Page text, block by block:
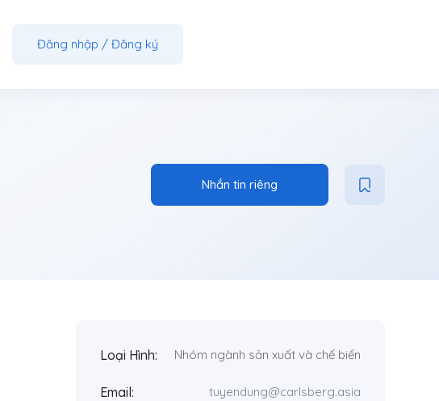
Đăng nhập / Đăng ký
Nhắn tin riêng
Loại Hình: Nhóm ngành sản xuất và chế biến
Email: tuyendung@carlsberg.asia